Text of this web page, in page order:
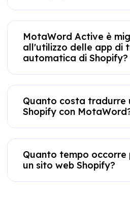
MotaWord Active è
all'utilizzo delle app di
automatica di Shopify?
Quanto costa tradurre
Shopify con
Quanto tempo occorre
un sito web Shopify?